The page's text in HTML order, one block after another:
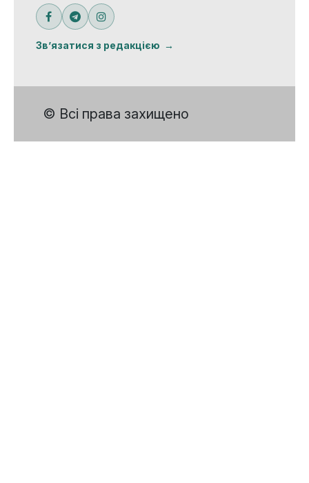
Зв’язатися з редакцією
© Всі права захищено